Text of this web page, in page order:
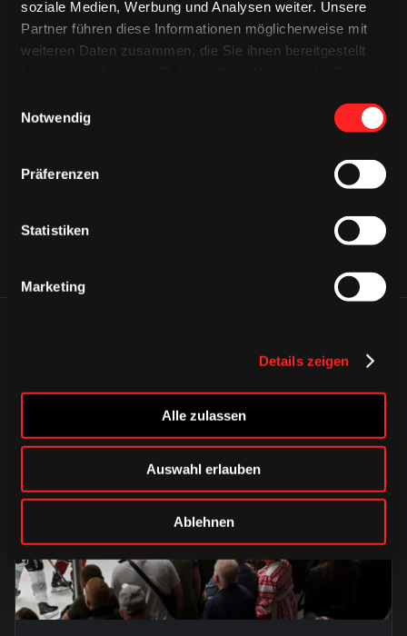
soziale Medien, Werbung und Analysen weiter. Unsere
Partner führen diese Informationen möglicherweise mit
weiteren Daten zusammen, die Sie ihnen bereitgestellt
Notwendig
Präferenzen
Statistiken
Marketing
Details zeigen
Alle zulassen
Auswahl erlauben
Ablehnen